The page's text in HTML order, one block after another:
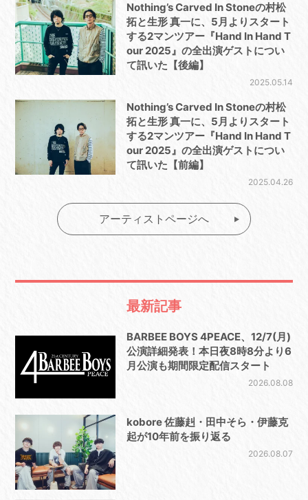
Nothing’s Carved In Stoneの村松
拓と生形 真一に、5月よりスタート
する2マンツアー『Hand In Hand T
our 2025』の全出演ゲストについ
て訊いた【後編】
2025.05.14
Nothing’s Carved In Stoneの村松
拓と生形 真一に、5月よりスタート
する2マンツアー『Hand In Hand T
our 2025』の全出演ゲストについ
て訊いた【前編】
2025.04.26
アーティストページへ
最新記事
BARBEE BOYS 4PEACE、12/7(月)
公演詳細発表！本日夜8時8分より6
月公演も期間限定配信スタート
2026.08.08
kobore 佐藤赳・田中そら・伊藤克
起が10年前を振り返る
2026.08.07